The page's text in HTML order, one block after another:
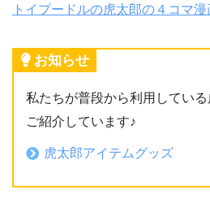
トイプードルの虎太郎の４コマ
お知らせ
私たちが普段から利用してい
ご紹介しています♪
虎太郎アイテムグッズ